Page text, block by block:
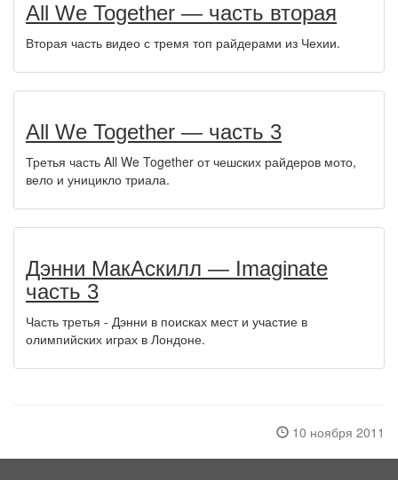
All We Together — часть вторая
Вторая часть видео с тремя топ райдерами из Чехии.
All We Together — часть 3
Третья часть All We Together от чешских райдеров мото,
вело и уницикло триала.
Дэнни МакАскилл — Imaginate
часть 3
Часть третья - Дэнни в поисках мест и участие в
олимпийских играх в Лондоне.
10 ноября 2011